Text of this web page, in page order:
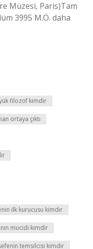
Müzesi, Paris)Tam
3995 M.Ö. daha
filozof kimdir
ortaya çıktı
ilk kurucusu kimdir
mucidi kimdir
temsilcisi kimdir